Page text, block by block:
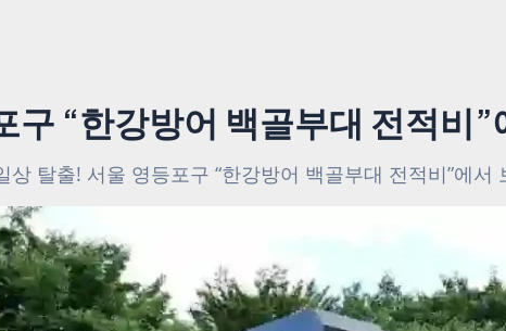
구 “한강방어 백골부대 전적비
상 탈출! 서울 영등포구 “한강방어 백골부대 전적비”에서